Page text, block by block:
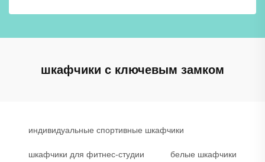
шкафчики с ключевым замком
индивидуальные спортивные шкафчики
шкафчики для фитнес-студии белые шкафчики